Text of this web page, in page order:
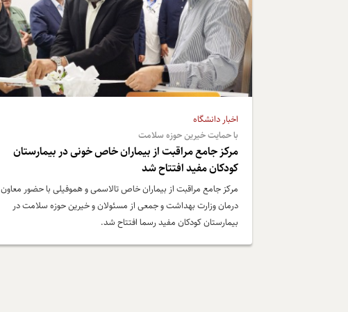
اخبار دانشگاه
با حمایت خیرین حوزه سلامت
مرکز جامع مراقبت از بیماران خاص خونی در بیمارستان
کودکان مفید افتتاح شد
مرکز جامع مراقبت از بیماران خاص تالاسمی و هموفیلی با حضور معاون
درمان وزارت بهداشت و جمعی از مسئولان و خیرین حوزه سلامت در
بیمارستان کودکان مفید رسما افتتاح شد.